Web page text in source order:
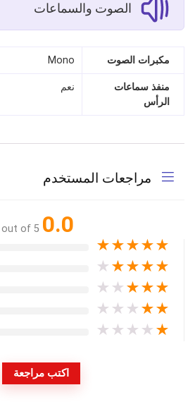
الصوت والسماعات
مكبرات الصوت Mono
منفذ سماعات
الرأس
نعم
مراجعات المستخدم
0.0
out of 5
★
★
★
★
★
★
★
★
★
★
★
★
★
★
★
★
★
★
★
★
★
★
★
★
★
اكتب مراجعة